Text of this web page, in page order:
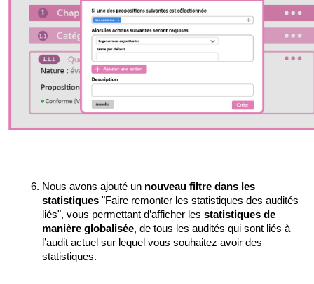
Nous avons ajouté un nouveau filtre dans les
statistiques "Faire remonter les statistiques des audités
liés", vous permettant d’afficher les statistiques de
manière globalisée, de tous les audités qui sont liés à
l’audit actuel sur lequel vous souhaitez avoir des
statistiques.